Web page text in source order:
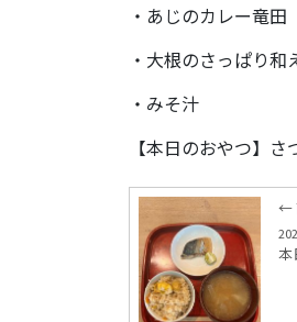
・あじのカレー竜田
・大根のさっぱり和
・みそ汁
【本日のおやつ】
←
本